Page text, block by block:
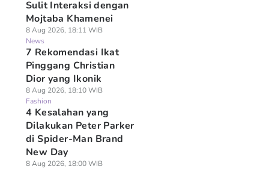
Sulit Interaksi dengan
Mojtaba Khamenei
8 Aug 2026, 18:11 WIB
News
7 Rekomendasi Ikat
Pinggang Christian
Dior yang Ikonik
8 Aug 2026, 18:10 WIB
Fashion
4 Kesalahan yang
Dilakukan Peter Parker
di Spider-Man Brand
New Day
8 Aug 2026, 18:00 WIB